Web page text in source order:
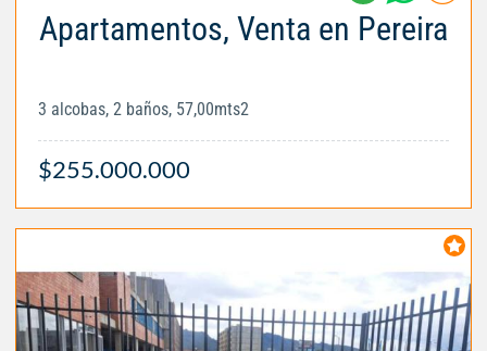
Apartamentos, Venta en Pereira
3 alcobas, 2 baños, 57,00mts2
$255.000.000